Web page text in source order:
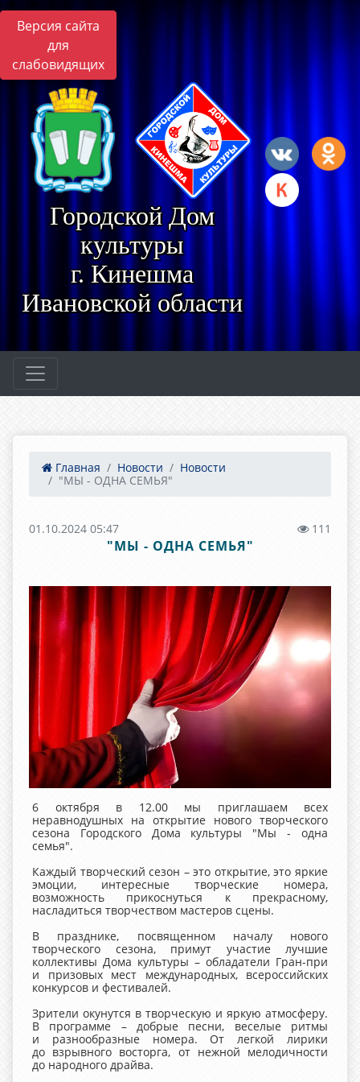
Версия сайта
для
слабовидящих
Городской Дом
культуры
г. Кинешма
Ивановской области
Главная Новости
Новости
"МЫ - ОДНА СЕМЬЯ"
01.10.2024 05:47 111
"МЫ - ОДНА СЕМЬЯ"
6 октября в 12.00 мы приглашаем всех
неравнодушных на открытие нового творческого
сезона Городского Дома культуры "Мы - одна
семья".
Каждый творческий сезон – это открытие, это яркие
эмоции, интересные творческие номера,
возможность прикоснуться к прекрасному,
насладиться творчеством мастеров сцены.
В празднике, посвященном началу нового
творческого сезона, примут участие лучшие
коллективы Дома культуры – обладатели Гран-при
и призовых мест международных, всероссийских
конкурсов и фестивалей.
Зрители окунутся в творческую и яркую атмосферу.
В программе – добрые песни, веселые ритмы
и разнообразные номера. От легкой лирики
до взрывного восторга, от нежной мелодичности
до народного драйва.